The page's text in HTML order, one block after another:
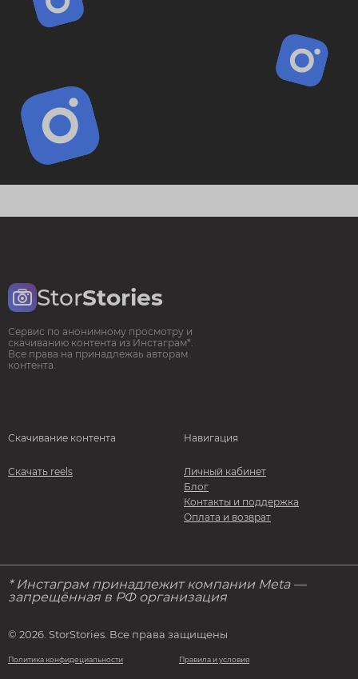
StorStories
Сервис по анонимному просмотру и
скачиванию контента из Инстаграм*.
Все права на принадлежаь авторам
контента.
Скачивание контента
Скачать reels
Навигация
Личный кабинет
Блог
Контакты и поддержка
Оплата и возврат
* Инстаграм принадлежит компании Meta —
запрещённая в РФ организация
© 2026. StorStories. Все права защищены
Политика конфидециальности Правила и условия